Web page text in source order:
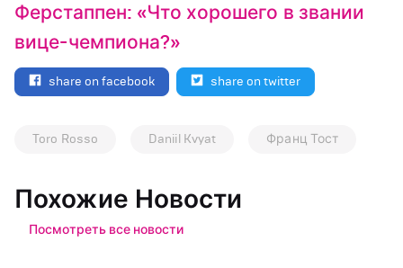
Ферстаппен: «Что хорошего в звании
вице-чемпиона?»
share on facebook share on twitter
Toro Rosso Daniil Kvyat Франц Тост
Похожие Новости
Посмотреть все новости